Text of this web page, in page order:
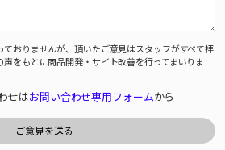
ておりませんが、頂いたご意見はスタッフがすべて拝
をもとに商品開発・サイト改善を行ってまいりま
せはお問い合わせ専用フォームから